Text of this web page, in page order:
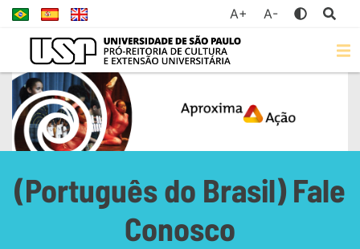
A+ A-
(Português do Brasil) Fale
Conosco